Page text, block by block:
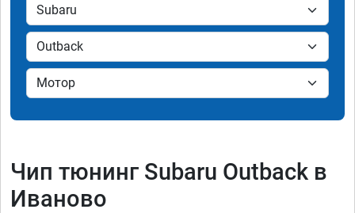
Чип тюнинг Subaru Outback в
Иваново